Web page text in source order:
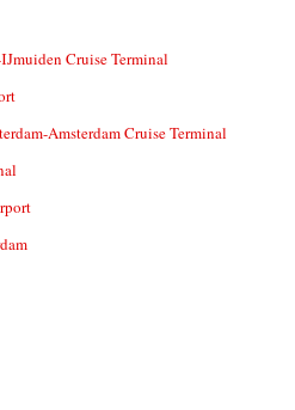
Cruise Terminal
Amsterdam Cruise Terminal